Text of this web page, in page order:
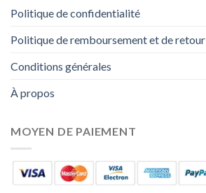
Politique de confidentialité
Politique de remboursement et de retour
Conditions générales
À propos
MOYEN DE PAIEMENT